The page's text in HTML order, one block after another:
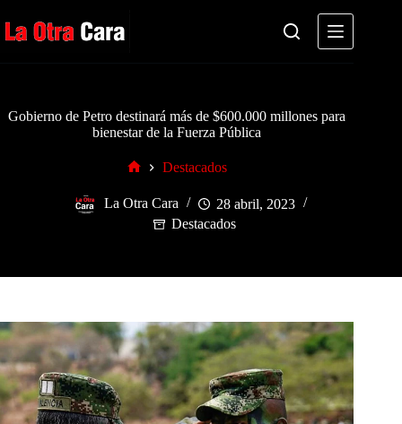
al
contenido
Gobierno de Petro destinará más de $600.000 millones para
bienestar de la Fuerza Pública
Destacados
La Otra Cara
28 abril, 2023
Destacados